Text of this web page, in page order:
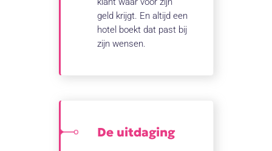
geld krijgt. En altijd een
hotel boekt dat past bij
zijn wensen.
De uitdaging